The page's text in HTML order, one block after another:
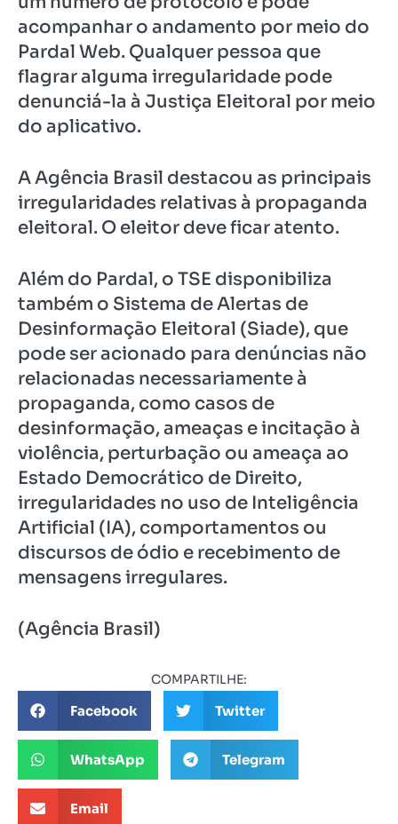
acompanhar o andamento por meio do
Pardal Web. Qualquer pessoa que
flagrar alguma irregularidade pode
denunciá-la à Justiça Eleitoral por meio
do aplicativo.
A Agência Brasil destacou as principais
irregularidades relativas à propaganda
eleitoral. O eleitor deve ficar atento.
Além do Pardal, o TSE disponibiliza
também o Sistema de Alertas de
Desinformação Eleitoral (Siade), que
pode ser acionado para denúncias não
relacionadas necessariamente à
propaganda, como casos de
desinformação, ameaças e incitação à
violência, perturbação ou ameaça ao
Estado Democrático de Direito,
irregularidades no uso de Inteligência
Artificial (IA), comportamentos ou
discursos de ódio e recebimento de
mensagens irregulares.
(Agência Brasil)
COMPARTILHE:
Facebook Twitter
WhatsApp Telegram
Email